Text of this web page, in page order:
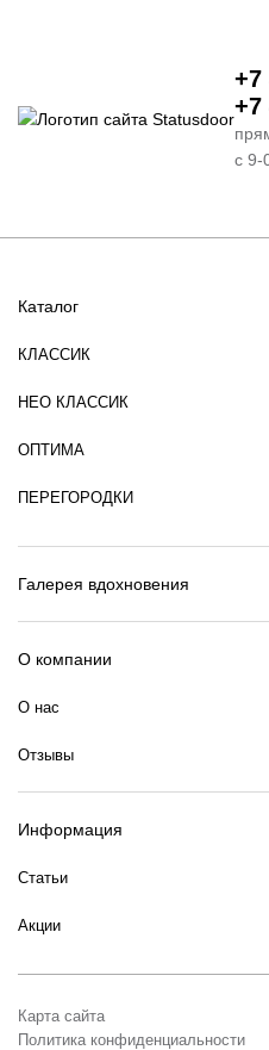
+7
+7
с 9-
Каталог
КЛАССИК
НЕО КЛАССИК
ОПТИМА
ПЕРЕГОРОДКИ
Галерея вдохновения
О компании
О нас
Отзывы
Информация
Статьи
Акции
Карта сайта
Политика конфиденциальности